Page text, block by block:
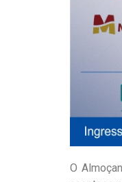
O